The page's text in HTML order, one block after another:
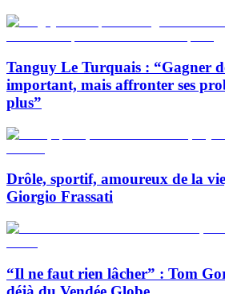
Tanguy Le Turquais : “Gagner
important, mais affronter ses
plus”
Drôle, sportif, amoureux de la
Giorgio Frassati
“Il ne faut rien lâcher” : Tom